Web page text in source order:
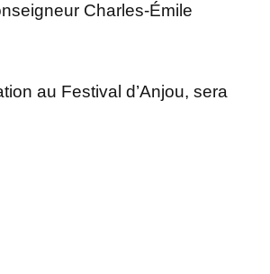
Charles-Émile
au Festival d’Anjou, sera